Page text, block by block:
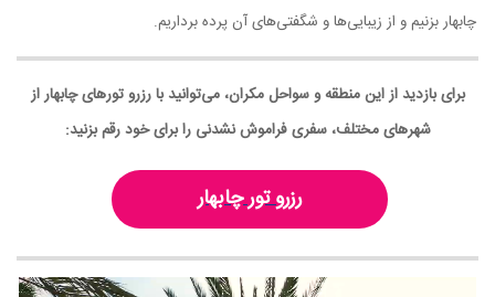
چابهار بزنیم و از زیبایی‌ها و شگفتی‌های آن پرده برداریم.
برای بازدید از این منطقه و سواحل مکران، می‌توانید با رزرو تورهای چابهار از
شهرهای مختلف، سفری فراموش نشدنی را برای خود رقم بزنید:
رزرو تور چابهار